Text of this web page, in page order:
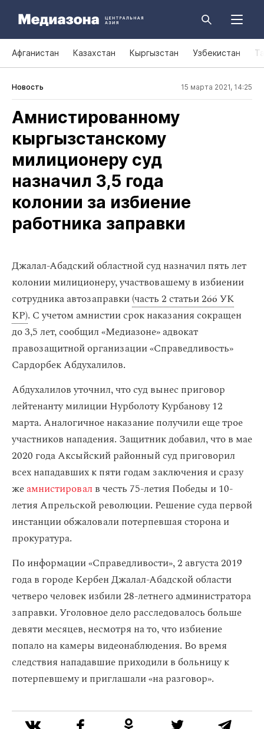
Афганистан Казахстан Кыргызстан Узбекистан
Новость 15 марта 2021, 14:25
Амнистированному
кыргызстанскому
милиционеру суд
назначил 3,5 года
колонии за избиение
работника заправки
Джалал-Абадский областной суд назначил пять лет
колонии милиционеру, участвовашему в избиении
сотрудника автозаправки(часть 2 статьи 266 УК
КР). С учетом амнистии срок наказания сокращен
до 3,5 лет, сообщил «Медиазоне» адвокат
правозащитной организации «Справедливость»
Сардорбек Абдухалилов.
Абдухалилов уточнил, что суд вынес приговор
лейтенанту милиции Нурболоту Курбанову 12
марта. Аналогичное наказание получили еще трое
участников нападения. Защитник добавил, что в мае
2020 года Аксыйский районный суд приговорил
всех нападавших к пяти годам заключения и сразу
жеамнистировал в честь 75-летия Победы и 10-
летия Апрельской революции. Решение суда первой
инстанции обжаловали потерпевшая сторона и
прокуратура.
По информации «Справедливости», 2 августа 2019
года в городе Кербен Джалал-Абадской области
четверо человек избили 28-летнего администратора
заправки. Уголовное дело расследовалось больше
девяти месяцев, несмотря на то, что избиение
попало на камеры видеонаблюдения. Во время
следствия нападавшие приходили в больницу к
потерпевшему и приглашали «на разговор».